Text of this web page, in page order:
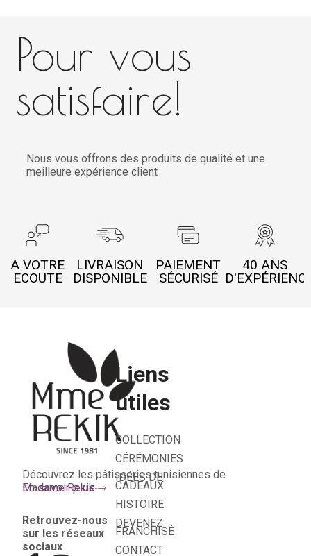
Pour vous
satisfaire!
Nous vous offrons des produits de qualité et une
meilleure expérience client
A VOTRE
ECOUTE
LIVRAISON
DISPONIBLE
PAIEMENT
SÉCURISÉ
40 ANS
Découvrez les pâtisseries tunisiennes de
Madame Rekik
En savoir plus
Retrouvez-nous
sur les réseaux
sociaux
Liens
utiles
COLLECTION
CÉRÉMONIES
IDÉES DE
CADEAUX
HISTOIRE
DEVENEZ
FRANCHISÉ
CONTACT